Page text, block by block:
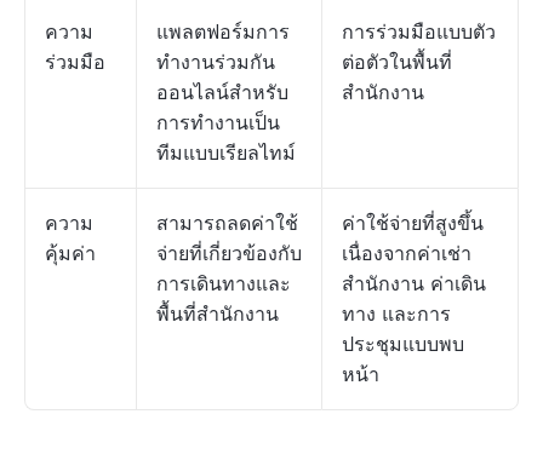
ความ
ร่วมมือ
แพลตฟอร์มการ
ทำงานร่วมกัน
ออนไลน์สำหรับ
การทำงานเป็น
ทีมแบบเรียลไทม์
การร่วมมือแบบตัว
ต่อตัวในพื้นที่
สำนักงาน
ความ
คุ้มค่า
สามารถลดค่าใช้
จ่ายที่เกี่ยวข้องกับ
การเดินทางและ
พื้นที่สำนักงาน
ค่าใช้จ่ายที่สูงขึ้น
เนื่องจากค่าเช่า
สำนักงาน ค่าเดิน
ทาง และการ
ประชุมแบบพบ
หน้า